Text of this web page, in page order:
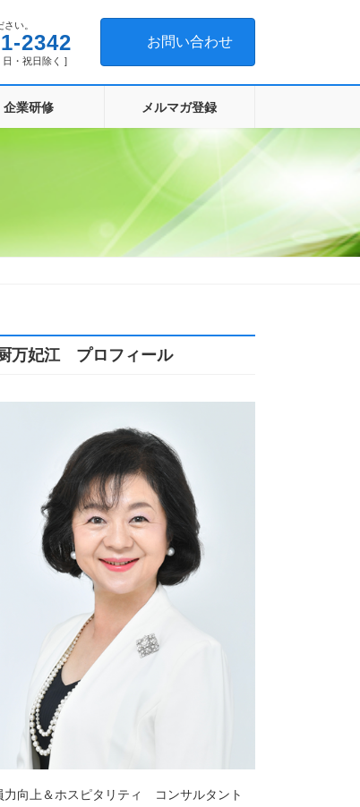
い。
2342
日・祝日除く ]
お問い合わせ
企業研修 メルマガ登録
万妃江 プロフィール
力向上＆ホスピタリティ コンサルタント